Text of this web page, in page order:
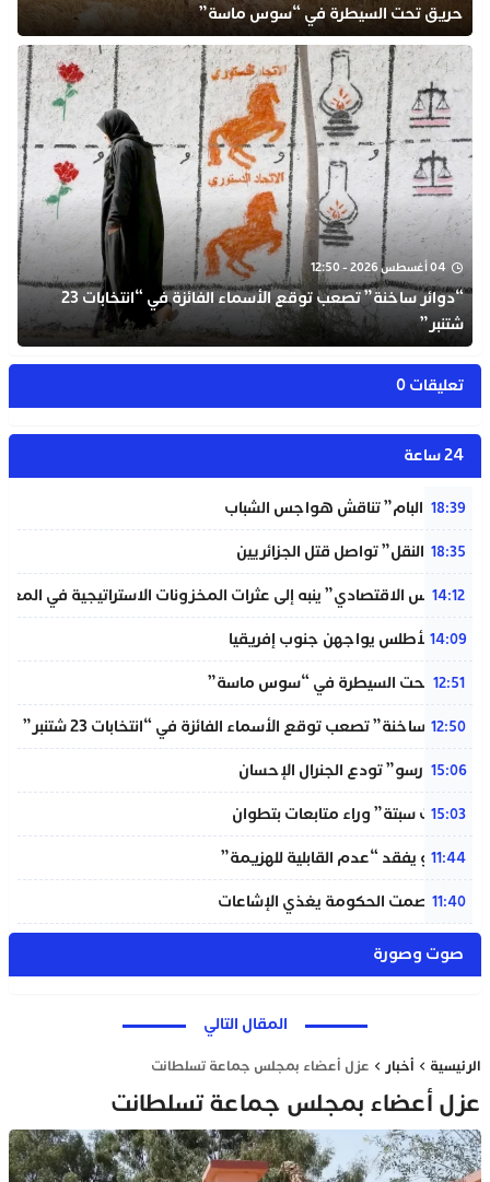
حريق تحت السيطرة في “سوس ماسة”
04 أغسطس 2026 - 12:50
“دوائر ساخنة” تصعب توقع الأسماء الفائزة في “انتخابات 23
شتنبر”
تعليقات 0
24 ساعة
18:39
شبيبة “البام” تناقش هواجس الشباب
18:35
“خردة النقل” تواصل قتل الجزائريين
14:12
“المجلس الاقتصادي” ينبه إلى عثرات المخزونات الاستراتيجية في
14:09
لبؤات الأطلس يواجهن جنوب إفريقيا
12:51
حريق تحت السيطرة في “سوس ماسة”
12:50
“دوائر ساخنة” تصعب توقع الأسماء الفائزة في “انتخابات 23 شتنبر”
15:06
“المينورسو” تودع الجنرال الإحسان
15:03
“أحداث سبتة” وراء متابعات بتطوان
11:44
إنفانتينو يفقد “عدم القابلية للهزيمة”
11:40
بنعلي: صمت الحكومة يغذي الإشاعات
صوت وصورة
المقال التالي
الرئيسية أخبار عزل أعضاء بمجلس جماعة تسلطانت
عزل أعضاء بمجلس جماعة تسلطانت